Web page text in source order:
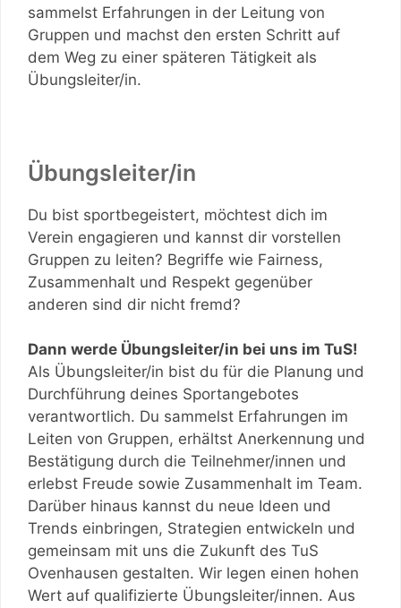
sammelst Erfahrungen in der Leitung von
Gruppen und machst den ersten Schritt auf
dem Weg zu einer späteren Tätigkeit als
Übungsleiter/in.
Übungsleiter/in
Du bist sportbegeistert, möchtest dich im
Verein engagieren und kannst dir vorstellen
Gruppen zu leiten? Begriffe wie Fairness,
Zusammenhalt und Respekt gegenüber
anderen sind dir nicht fremd?
Dann werde Übungsleiter/in bei uns im TuS!
Als Übungsleiter/in bist du für die Planung und
Durchführung deines Sportangebotes
verantwortlich. Du sammelst Erfahrungen im
Leiten von Gruppen, erhältst Anerkennung und
Bestätigung durch die Teilnehmer/innen und
erlebst Freude sowie Zusammenhalt im Team.
Darüber hinaus kannst du neue Ideen und
Trends einbringen, Strategien entwickeln und
gemeinsam mit uns die Zukunft des TuS
Ovenhausen gestalten. Wir legen einen hohen
Wert auf qualifizierte Übungsleiter/innen. Aus